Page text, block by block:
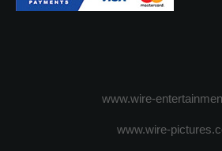
www.wire-
www.wire-